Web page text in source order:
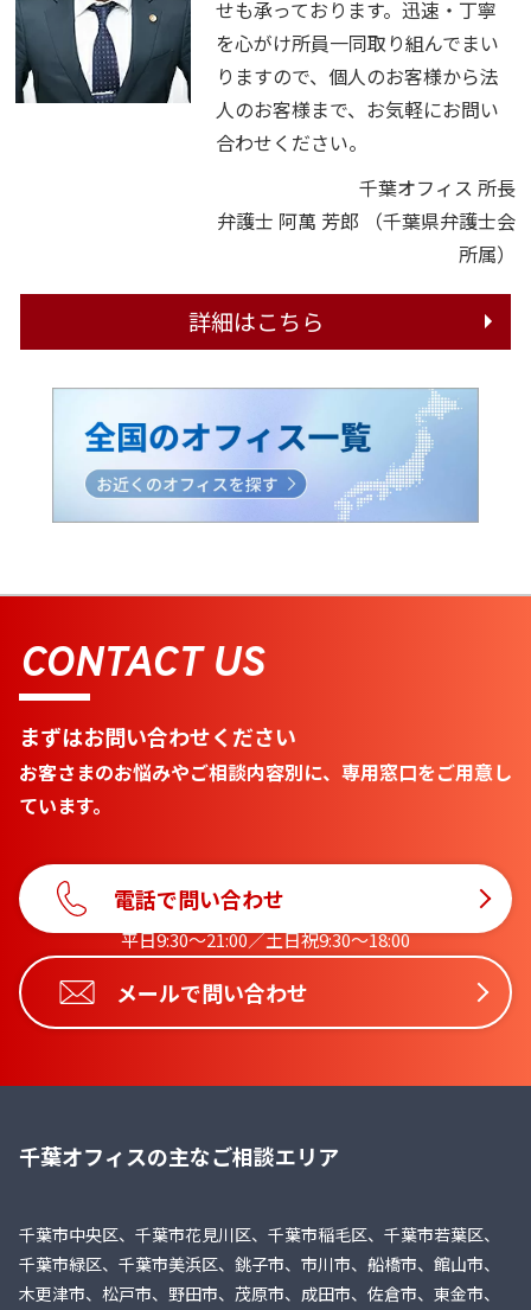
せも承っております。迅速・丁寧
を心がけ所員一同取り組んでまい
りますので、個人のお客様から法
人のお客様まで、お気軽にお問い
合わせください。
千葉オフィス 所長
弁護士 阿萬 芳郎
（千葉県弁護士会
所属）
詳細はこちら
CONTACT US
まずはお問い合わせください
お客さまのお悩みやご相談内容別に、専用窓口をご用意し
ています。
電話で問い合わせ
平日9:30〜21:00／土日祝9:30〜18:00
メールで問い合わせ
千葉オフィスの主なご相談エリア
千葉市中央区、千葉市花見川区、千葉市稲毛区、千葉市若葉区、
千葉市緑区、千葉市美浜区、銚子市、市川市、船橋市、館山市、
木更津市、松戸市、野田市、茂原市、成田市、佐倉市、東金市、